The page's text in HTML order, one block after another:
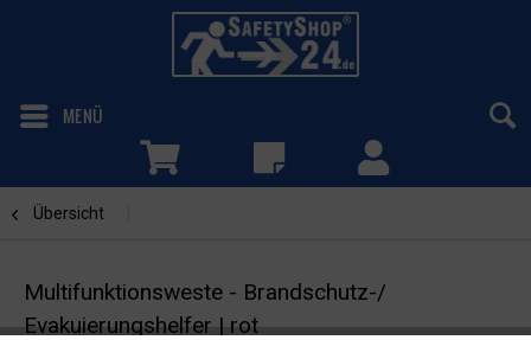
MENÜ
Übersicht
Multifunktionsweste - Brandschutz-/
Evakuierungshelfer | rot